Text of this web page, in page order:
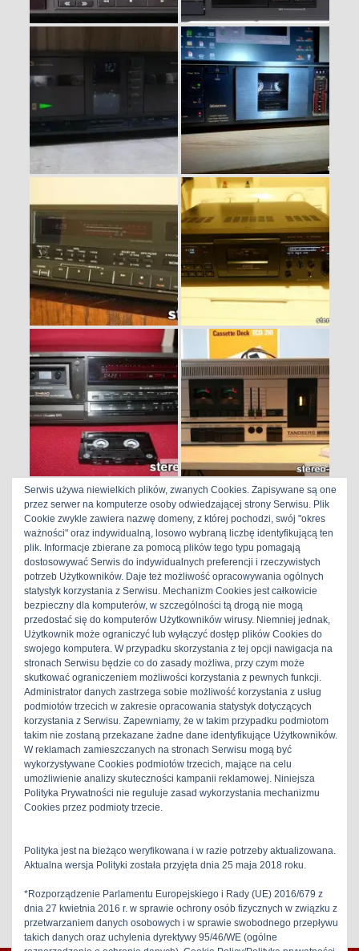
stereo-hifi>Newsletter
Newsletter
[newsletter]
Udostępnij:
Dodaj do ulubionych:
Serwis używa niewielkich plików, zwanych Cookies. Zapisywane są one
przez serwer na komputerze osoby odwiedzającej strony Serwisu. Plik
Cookie zwykle zawiera nazwę domeny, z której pochodzi, swój "okres
ważności" oraz indywidualną, losowo wybraną liczbę identyfikującą ten
plik. Informacje zbierane za pomocą plików tego typu pomagają
dostosowywać Serwis do indywidualnych preferencji i rzeczywistych
potrzeb Użytkowników. Daje też możliwość opracowywania ogólnych
statystyk korzystania z Serwisu. Mechanizm Cookies jest całkowicie
bezpieczny dla komputerów, w szczególności tą drogą nie mogą
przedostać się do komputerów Użytkowników wirusy. Niemniej jednak,
Użytkownik może ograniczyć lub wyłączyć dostęp plików Cookies do
swojego komputera. W przypadku skorzystania z tej opcji nawigacja na
stronach Serwisu będzie co do zasady możliwa, przy czym może
skutkować ograniczeniem możliwości korzystania z pewnych funkcji.
Administrator danych zastrzega sobie możliwość korzystania z usług
podmiotów trzecich w zakresie opracowania statystyk dotyczących
korzystania z Serwisu. Zapewniamy, że w takim przypadku podmiotom
takim nie zostaną przekazane żadne dane identyfikujące Użytkowników.
W reklamach zamieszczanych na stronach Serwisu mogą być
wykorzystywane Cookies podmiotów trzecich, mające na celu
umożliwienie analizy skuteczności kampanii reklamowej. Niniejsza
Polityka Prywatności nie reguluje zasad wykorzystania mechanizmu
Cookies przez podmioty trzecie.
Polityka jest na bieżąco weryfikowana i w razie potrzeby aktualizowana.
Aktualna wersja Polityki została przyjęta dnia 25 maja 2018 roku.
*Rozporządzenie Parlamentu Europejskiego i Rady (UE) 2016/679 z
dnia 27 kwietnia 2016 r. w sprawie ochrony osób fizycznych w związku z
przetwarzaniem danych osobowych i w sprawie swobodnego przepływu
takich danych oraz uchylenia dyrektywy 95/46/WE (ogólne